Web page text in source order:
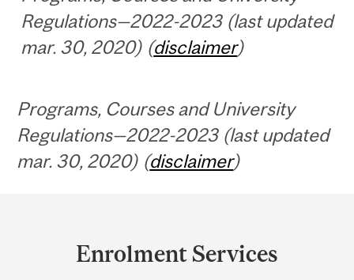
Regulations—2022-2023 (last updated
mar. 30, 2020) (disclaimer)
Programs, Courses and University
Regulations—2022-2023 (last updated
mar. 30, 2020) (disclaimer)
Enrolment Services